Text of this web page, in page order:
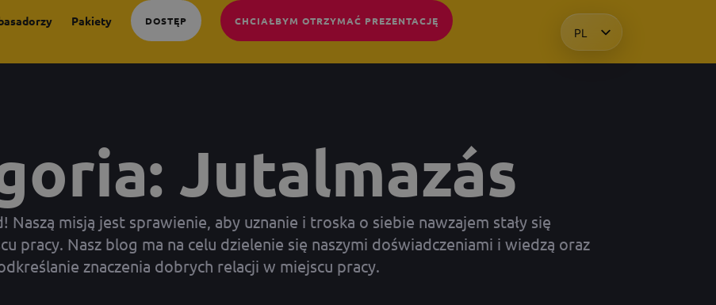
Pakiety DOSTĘP CHCIAŁBYM OTRZYMAĆ PREZENTACJĘ
PL
HU
Jutalmazás
misją jest sprawienie, aby uznanie i troska o siebie nawzajem stały się
pracy. Nasz blog ma na celu dzielenie się naszymi doświadczeniami i wiedzą oraz
znaczenia dobrych relacji w miejscu pracy.